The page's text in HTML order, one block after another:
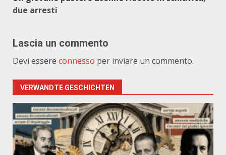
due arresti
Lascia un commento
Devi essere connesso per inviare un commento.
VERWANDTE GESCHICHTEN